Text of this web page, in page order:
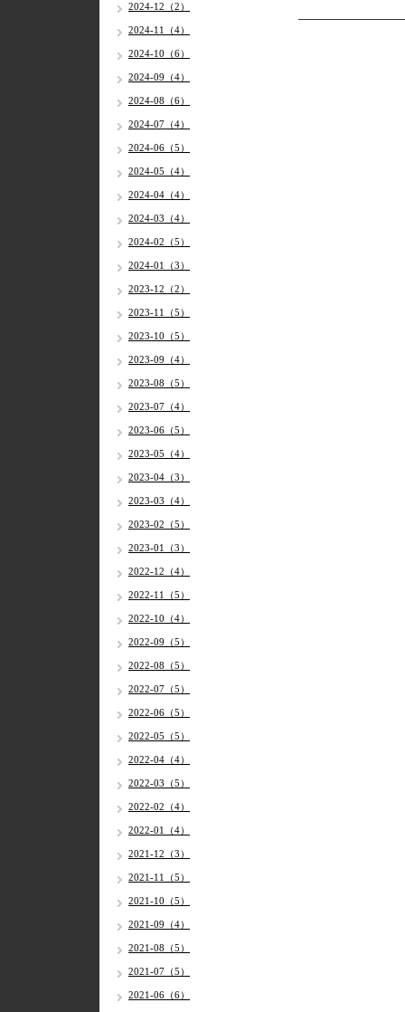
2024-12（2）
2024-11（4）
2024-10（6）
2024-09（4）
2024-08（6）
2024-07（4）
2024-06（5）
2024-05（4）
2024-04（4）
2024-03（4）
2024-02（5）
2024-01（3）
2023-12（2）
2023-11（5）
2023-10（5）
2023-09（4）
2023-08（5）
2023-07（4）
2023-06（5）
2023-05（4）
2023-04（3）
2023-03（4）
2023-02（5）
2023-01（3）
2022-12（4）
2022-11（5）
2022-10（4）
2022-09（5）
2022-08（5）
2022-07（5）
2022-06（5）
2022-05（5）
2022-04（4）
2022-03（5）
2022-02（4）
2022-01（4）
2021-12（3）
2021-11（5）
2021-10（5）
2021-09（4）
2021-08（5）
2021-07（5）
2021-06（6）